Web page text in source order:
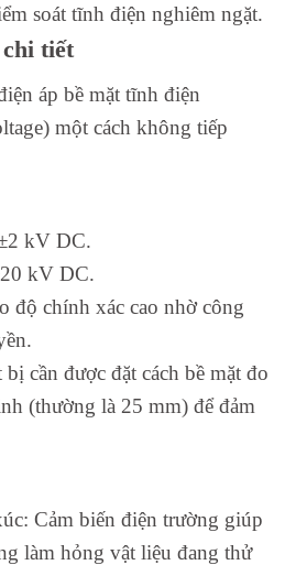
soát tĩnh điện nghiêm ngặt.
tiết
áp bề mặt tĩnh điện
một cách không tiếp
kV DC.
kV DC.
độ chính xác cao nhờ công
cần được đặt cách bề mặt đo
(thường là 25 mm) để đảm
Cảm biến điện trường giúp
làm hỏng vật liệu đang thử